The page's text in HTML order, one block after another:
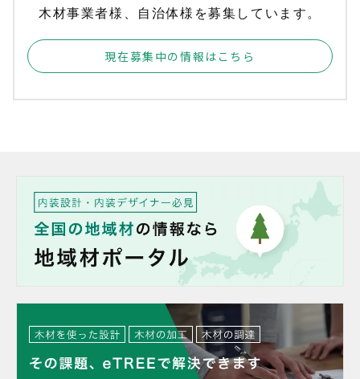
木材事業者様、自治体様を募集しています。
現在募集中の情報はこちら